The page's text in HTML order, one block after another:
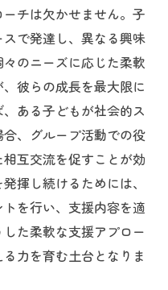
チは欠かせません。子
で発達し、異なる興味
のニーズに応じた柔軟
彼らの成長を最大限に
ある子どもが社会的ス
、グループ活動での役
互交流を促すことが効
揮し続けるためには、
を行い、支援内容を適
た柔軟な支援アプロー
力を育む土台となりま